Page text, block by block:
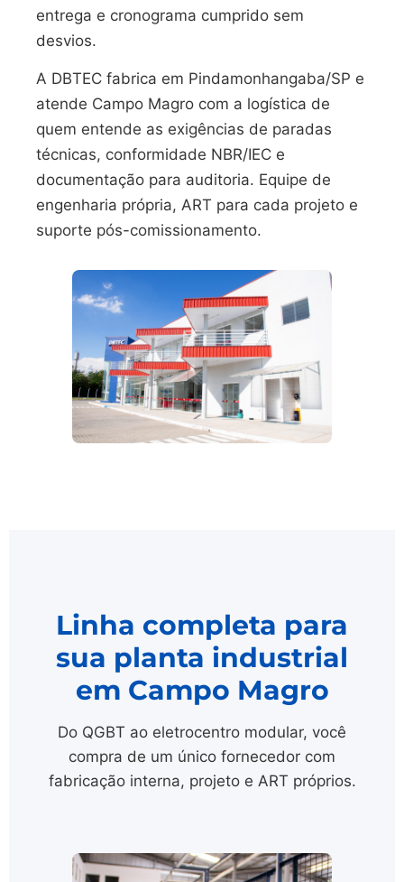
entrega e cronograma cumprido sem
desvios.
A DBTEC fabrica em Pindamonhangaba/SP e
atende Campo Magro com a logística de
quem entende as exigências de paradas
técnicas, conformidade NBR/IEC e
documentação para auditoria. Equipe de
engenharia própria, ART para cada projeto e
suporte pós-comissionamento.
Linha completa para
sua planta industrial
em Campo Magro
Do QGBT ao eletrocentro modular, você
compra de um único fornecedor com
fabricação interna, projeto e ART próprios.